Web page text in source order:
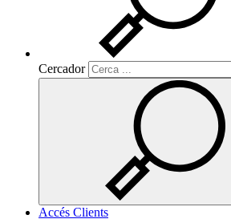
Cercador
Accés Clients